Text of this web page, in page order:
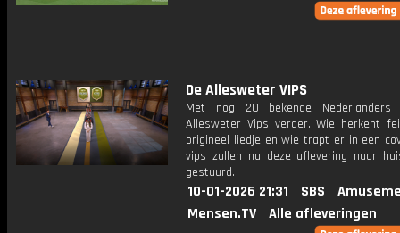
De Allesweter VIPS
Met nog 20 bekende
Allesweter Vips verder. Wie herkent
origineel liedje en wie trapt er in een
vips zullen na deze aflevering naar
gestuurd.
10-01-2026 21:31 SBS
Mensen.TV
Alle afleveringen